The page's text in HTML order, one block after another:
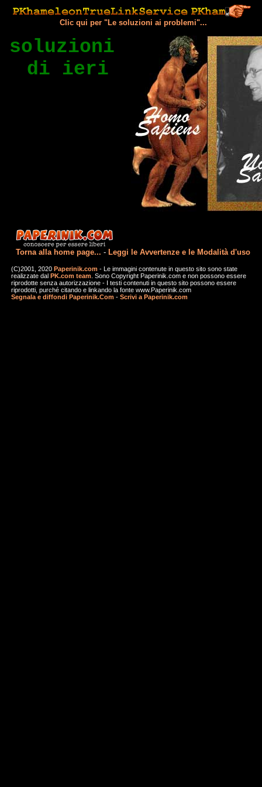
Clic qui per "Le soluzioni ai problemi"...
soluzioni
di ieri
Torna alla home page... - Leggi le Avvertenze e le Modalità d'uso
(C)2001, 2020Paperinik.com - Le immagini contenute in questo sito sono state
realizzate dal PK.com team . Sono Copyright Paperinik.com e non possono essere
riprodotte senza autorizzazione - I testi contenuti in questo sito possono essere
riprodotti, purché citando e linkando la fonte www.Paperinik.com
Segnala e diffondi Paperinik.Com -Scrivi a Paperinik.com